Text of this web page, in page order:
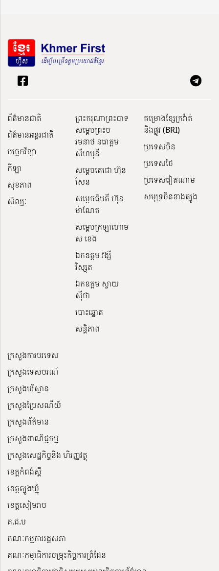
ព័ត៌មានជាតិ
ព័ត៌មានអន្តរជាតិ
បច្ចេកវិទ្យា
កីឡា
សុខភាព
សិល្បៈ
ព្រះករុណាព្រះបាទ
សម្តេចព្រះប
រមនាថ នរោត្តម
សីហមុនី
សម្តេចតេជោ ហ៊ុន
សែន
សម្ដេចធិបតី ហ៊ុន
ម៉ាណែត
សម្ដេចក្រឡាហោម
ស ខេង
ឯកឧត្តម វង្សី
វិស្សុត
ឯកឧត្តម ស្វាយ
ស៊ីថា
បោះឆ្នោត
សន្តិភាព
គម្រោងខ្សែក្រវ៉ាត់
និងផ្លូវ (BRI)
ប្រទេសចិន
ប្រទេសថៃ
ប្រទេសវៀតណាម
សមុទ្រចិនខាងត្បូង
ក្រសួងការបរទេស
ក្រសួងទេសចរណ៍
ក្រសួងបរិស្ថាន
ក្រសួងប្រៃសណីយ៍
ក្រសួងព័ត៌មាន
ក្រសួងពាណិជ្ជកម្ម
ក្រសួងសេដ្ឋកិច្ចនិង ហិរញ្ញវត្ថុ
ខេត្តកំពង់ស្ពឺ
ខេត្តត្បូងឃ្មុំ
ខេត្តសៀមរាប
គ.ជ.ប
គណៈកម្មការរដ្ឋសភា
គណៈកម្មាធិការចម្រុះកិច្ចការព្រំដែន